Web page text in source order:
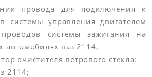
провода для подключения к
системы управления двигателем
системы зажигания на
автомобилях ваз 2114;
очистителя ветрового стекла;
2114;